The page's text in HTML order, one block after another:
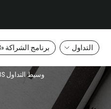
التداول برنامج الشراكة «IB»
وسيط التداول FBS